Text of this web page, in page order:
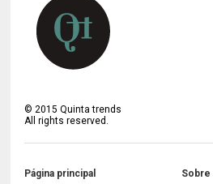
© 2015 Quinta trends
All rights reserved.
Página principal Sobre